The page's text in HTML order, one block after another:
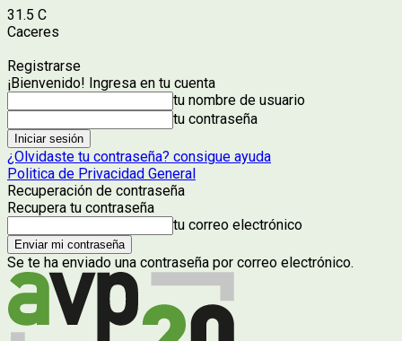
31.5 C
Caceres
Registrarse
¡Bienvenido! Ingresa en tu cuenta
tu nombre de usuario
tu contraseña
¿Olvidaste tu contraseña? consigue ayuda
Politica de Privacidad General
Recuperación de contraseña
Recupera tu contraseña
tu correo electrónico
Se te ha enviado una contraseña por correo electrónico.